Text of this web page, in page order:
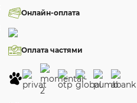
Онлайн-оплата
Оплата частями